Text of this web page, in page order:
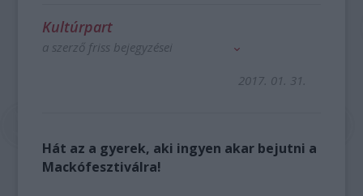
Kultúrpart
a szerző friss bejegyzései
2017. 01. 31.
Hát az a gyerek, aki ingyen akar bejutni a
Mackófesztiválra!